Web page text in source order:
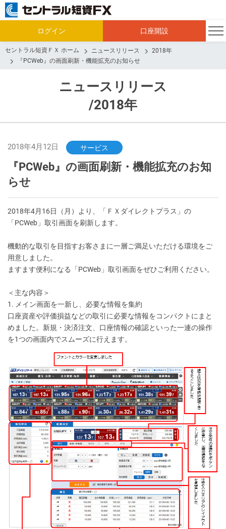
ログイン 口座開設
セントラル短資ＦＸ ホーム ニュースリリース
2018年
『PCWeb』の画面刷新・機能拡充のお知らせ
ニュースリリース
/2018年
2018年4月12日 サービス
『PCWeb』の画面刷新・機能拡充のお知
らせ
2018年4月16日（月）より、「ＦＸダイレクトプラス」の
「PCWeb」取引画面を刷新します。
機動的な取引を目指すお客さまに一層ご満足いただける環境をご
用意しました。
ますます便利になる「PCWeb」取引画面をぜひご利用ください。
＜主な内容＞
1. メイン画面を一新し、必要な情報を集約
口座資産や評価損益などの取引に必要な情報をコンパクトにまと
めました。新規・決済注文、口座情報の確認といった一連の操作
を1つの画面内でスムーズに行えます。